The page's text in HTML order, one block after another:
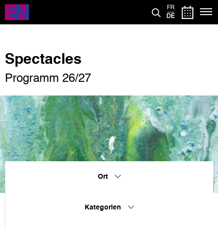
Direkt
zum
Inhalt
FR
DE
Spectacles
Programm 26/27
Ort
Kategorien